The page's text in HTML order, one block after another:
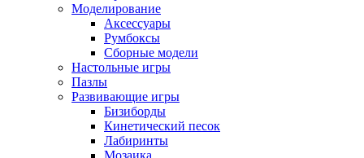
Моделирование
Аксессуары
Румбоксы
Сборные модели
Настольные игры
Пазлы
Развивающие игры
Бизиборды
Кинетический песок
Лабиринты
Мозаика